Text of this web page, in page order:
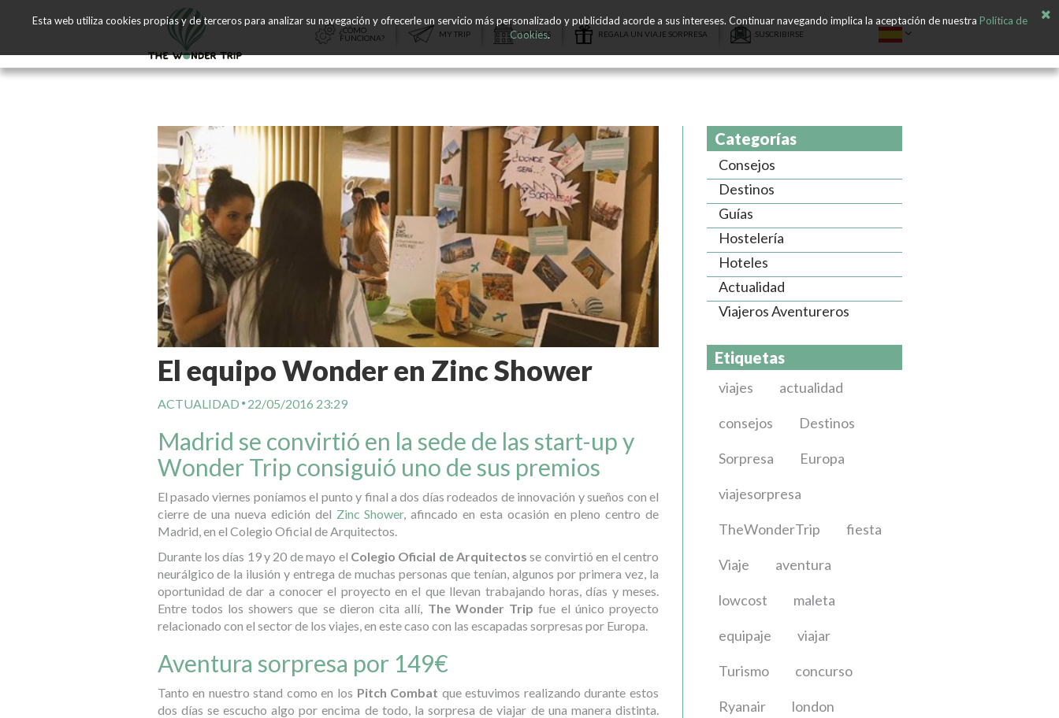
¿CÓMO
FUNCIONA?
MY TRIP HOTELES REGALA UN VIAJE SORPRESA SUSCRIBIRSE
El equipo Wonder en Zinc Shower
ACTUALIDAD 22/05/2016 23:29
Madrid se convirtió en la sede de las start-up y
Wonder Trip consiguió uno de sus premios
El pasado viernes poníamos el punto y final a dos días rodeados de innovación y sueños con el
cierre de una nueva edición del Zinc Shower, afincado en esta ocasión en pleno centro de
Madrid, en el Colegio Oficial de Arquitectos.
Durante los días 19 y 20 de mayo el Colegio Oficial de Arquitectos se convirtió en el centro
neurálgico de la ilusión y entrega de muchas personas que tenían, algunos por primera vez, la
oportunidad de dar a conocer el proyecto en el que llevan trabajando horas, días y meses.
Entre todos los showers que se dieron cita allí, The Wonder Trip fue el único proyecto
relacionado con el sector de los viajes, en este caso con las escapadas sorpresas por Europa.
Aventura sorpresa por 149€
Tanto en nuestro stand como en los Pitch Combat que estuvimos realizando durante estos
dos días se escucho algo por encima de todo, la sorpresa de viajar de una manera distinta.
Categorías
Consejos
Destinos
Guías
Hostelería
Hoteles
Actualidad
Viajeros Aventureros
Etiquetas
viajes actualidad
consejos Destinos
Sorpresa Europa
viajesorpresa
TheWonderTrip fiesta
Viaje aventura
lowcost maleta
equipaje viajar
Turismo concurso
Ryanair london
Esta web utiliza cookies propias y de terceros para analizar su navegación y ofrecerle un servicio más personalizado y publicidad acorde a sus intereses. Continuar navegando implica la aceptación de nuestra Política de
Cookies.